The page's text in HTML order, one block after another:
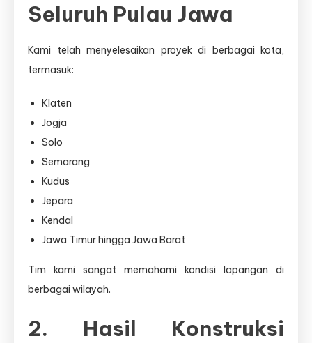
Seluruh Pulau Jawa
Kami telah menyelesaikan proyek di berbagai kota,
termasuk:
Klaten
Jogja
Solo
Semarang
Kudus
Jepara
Kendal
Jawa Timur hingga Jawa Barat
Tim kami sangat memahami kondisi lapangan di
berbagai wilayah.
2. Hasil Konstruksi